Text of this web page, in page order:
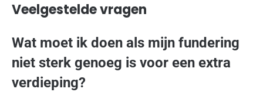
Veelgestelde vragen
Wat moet ik doen als mijn fundering
niet sterk genoeg is voor een extra
verdieping?